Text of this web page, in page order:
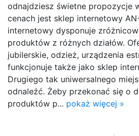
odnajdziesz świetne propozycje
cenach jest sklep internetowy
internetowy dysponuje
produktów z różnych działów.
jubilerskie, odzież, urządzenia
funkcjonuje także jako sklep
Drugiego tak uniwersalnego
odnaleźć. Żeby przekonać się o
produktów p... pokaż więcej »